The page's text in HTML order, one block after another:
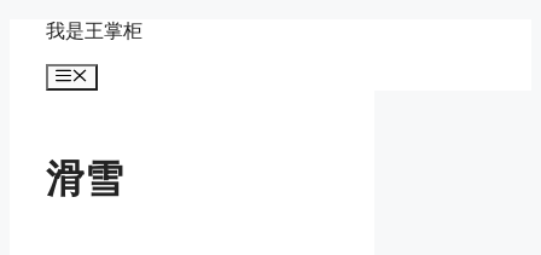
content
我是王掌柜
Menu
滑雪